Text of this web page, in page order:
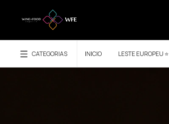
CATEGORIAS INICIO LESTE EUROPEU ⭐